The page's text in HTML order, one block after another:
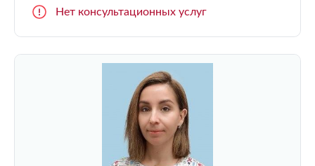
Нет консультационных услуг